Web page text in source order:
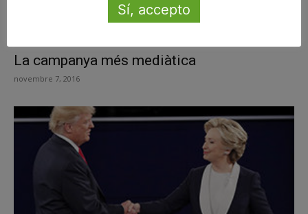
La campanya més mediàtica
novembre 7, 2016
Sí, accepto